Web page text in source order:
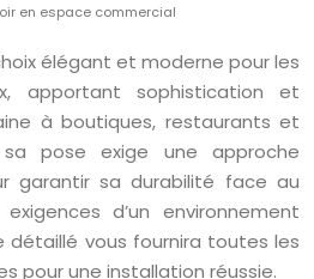
en espace commercial
élégant et moderne pour les
apportant sophistication et
à boutiques, restaurants et
sa pose exige une approche
garantir sa durabilité face au
d’un environnement
détaillé vous fournira toutes les
pour une installation réussie.